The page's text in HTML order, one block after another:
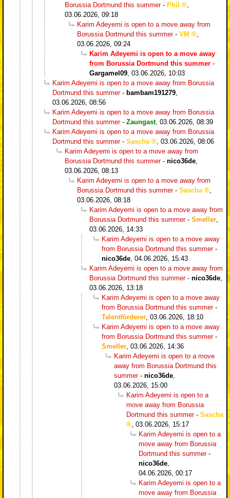
Borussia Dortmund this summer- Phil
,
03.06.2026, 09:18
Karim Adeyemi is open to a move away from
Borussia Dortmund this summer- VM
,
03.06.2026, 09:24
Karim Adeyemi is open to a move away
from Borussia Dortmund this summer -
Gargamel09, 03.06.2026, 10:03
Karim Adeyemi is open to a move away from Borussia
Dortmund this summer- bambam191279,
03.06.2026, 08:56
Karim Adeyemi is open to a move away from Borussia
Dortmund this summer- Zaungast, 03.06.2026, 08:39
Karim Adeyemi is open to a move away from Borussia
Dortmund this summer- Sascha , 03.06.2026, 08:06
Karim Adeyemi is open to a move away from
Borussia Dortmund this summer- nico36de,
03.06.2026, 08:13
Karim Adeyemi is open to a move away from
Borussia Dortmund this summer- Sascha
,
03.06.2026, 08:18
Karim Adeyemi is open to a move away from
Borussia Dortmund this summer- Smeller,
03.06.2026, 14:33
Karim Adeyemi is open to a move away
from Borussia Dortmund this summer-
nico36de, 04.06.2026, 15:43
Karim Adeyemi is open to a move away from
Borussia Dortmund this summer- nico36de,
03.06.2026, 13:18
Karim Adeyemi is open to a move away
from Borussia Dortmund this summer-
Talentförderer, 03.06.2026, 18:10
Karim Adeyemi is open to a move away
from Borussia Dortmund this summer-
Smeller, 03.06.2026, 14:36
Karim Adeyemi is open to a move
away from Borussia Dortmund this
summer- nico36de,
03.06.2026, 15:00
Karim Adeyemi is open to a
move away from Borussia
Dortmund this summer- Sascha
, 03.06.2026, 15:17
Karim Adeyemi is open to a
move away from Borussia
Dortmund this summer-
nico36de,
04.06.2026, 00:17
Karim Adeyemi is open to a
move away from Borussia